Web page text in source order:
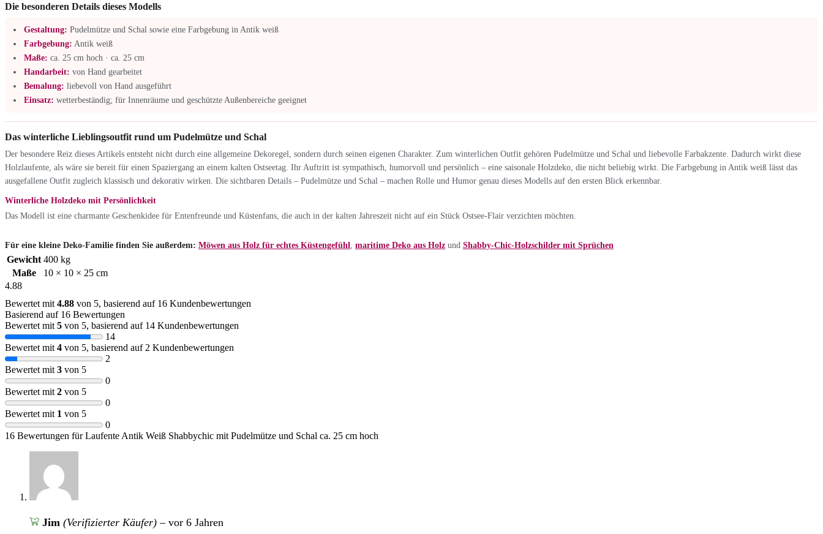
Die besonderen Details dieses Modells
Gestaltung: Pudelmütze und Schal sowie eine Farbgebung in Antik weiß
Farbgebung: Antik weiß
Maße: ca. 25 cm hoch · ca. 25 cm
Handarbeit: von Hand gearbeitet
Bemalung: liebevoll von Hand ausgeführt
Einsatz: wetterbeständig; für Innenräume und geschützte Außenbereiche geeignet
Das winterliche Lieblingsoutfit rund um Pudelmütze und Schal
Der besondere Reiz dieses Artikels entsteht nicht durch eine allgemeine Dekoregel, sondern durch seinen eigenen Charakter. Zum winterlichen Outfit gehören Pudelmütze und Schal und liebevolle Farbakzente. Dadurch wirkt diese
Holzlaufente, als wäre sie bereit für einen Spaziergang an einem kalten Ostseetag. Ihr Auftritt ist sympathisch, humorvoll und persönlich – eine saisonale Holzdeko, die nicht beliebig wirkt. Die Farbgebung in Antik weiß lässt das
ausgefallene Outfit zugleich klassisch und dekorativ wirken. Die sichtbaren Details – Pudelmütze und Schal – machen Rolle und Humor genau dieses Modells auf den ersten Blick erkennbar.
Winterliche Holzdeko mit Persönlichkeit
Das Modell ist eine charmante Geschenkidee für Entenfreunde und Küstenfans, die auch in der kalten Jahreszeit nicht auf ein Stück Ostsee-Flair verzichten möchten.
Für eine kleine Deko-Familie finden Sie außerdem: Möwen aus Holz für echtes Küstengefühl maritime Deko aus Holz und Shabby-Chic-Holzschilder mit Sprüchen
Gewicht 400 kg
Maße
10 × 10 × 25 cm
4.88
Bewertet mit 4.88 von 5, basierend auf 16 Kundenbewertungen
Basierend auf 16 Bewertungen
Bewertet mit 5 von 5, basierend auf 14 Kundenbewertungen
14
Bewertet mit 4 von 5, basierend auf 2 Kundenbewertungen
2
Bewertet mit 3 von 5
0
Bewertet mit 2 von 5
0
Bewertet mit 1 von 5
0
16 Bewertungen fürLaufente Antik Weiß Shabbychic mit Pudelmütze und Schal ca. 25 cm hoch
Jim (Verifizierter Käufer) – vor 6 Jahren